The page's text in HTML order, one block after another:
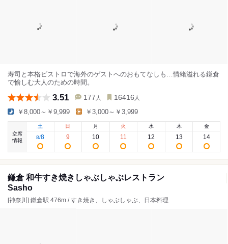
寿司と本格ビストロで海外のゲストへのおもてなしも…情緒溢れる鎌倉
で愉しむ大人のための時間。
3.51 177 人 16416 人
￥8,000～￥9,999 ￥3,000～￥3,999
空席
情報
土
8/8
日
9
月
10
火
11
水
12
木
13
金
14
鎌倉 和牛すき焼きしゃぶしゃぶレストラン
Sasho
[神奈川] 鎌倉駅 476m / すき焼き、しゃぶしゃぶ、日本料理